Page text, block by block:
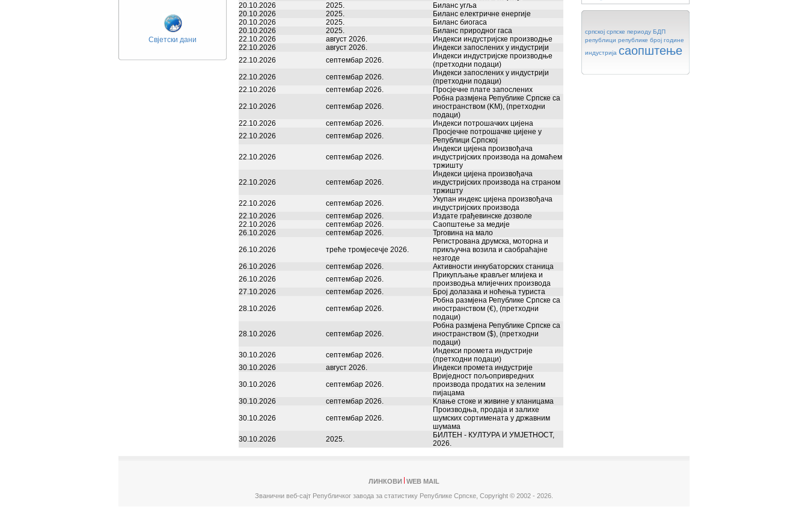
Свјетски дани
20.10.2026
2025.
Биланс угља
20.10.2026
2025.
Биланс електричне енергије
20.10.2026
2025.
Биланс биогаса
20.10.2026
2025.
Биланс природног гаса
22.10.2026
август 2026.
Индекси индустријске производње
22.10.2026
август 2026.
Индекси запослених у индустрији
22.10.2026
септембар 2026.
Индекси индустријске производње
(претходни подаци)
22.10.2026
септембар 2026.
Индекси запослених у индустрији
(претходни подаци)
22.10.2026
септембар 2026.
Просјечне плате запослених
22.10.2026
септембар 2026.
Робна размјена Републике Српске са
иностранством (KM), (претходни
подаци)
22.10.2026
септембар 2026.
Индекси потрошачких цијена
22.10.2026
септембар 2026.
Просјечне потрошачке цијене у
Републици Српској
22.10.2026
септембар 2026.
Индекси цијена произвођача
индустријских производа на домаћем
тржишту
22.10.2026
септембар 2026.
Индекси цијена произвођача
индустријских производа на страном
тржишту
22.10.2026
септембар 2026.
Укупан индекс цијена произвођача
индустријских производа
22.10.2026
септембар 2026.
Издате грађевинске дозволе
22.10.2026
септембар 2026.
Саопштење за медије
26.10.2026
септембар 2026.
Трговина на мало
26.10.2026
треће тромјесечје 2026.
Регистрована друмска, моторна и
прикључна возила и саобраћајне
незгоде
26.10.2026
септембар 2026.
Активности инкубаторских станица
26.10.2026
септембар 2026.
Прикупљање крављег млијека и
производња млијечних производа
27.10.2026
септембар 2026.
Број долазака и ноћења туриста
28.10.2026
септембар 2026.
Робна размјена Републике Српске са
иностранством (€), (претходни
подаци)
28.10.2026
септембар 2026.
Робна размјена Републике Српске са
иностранством ($), (претходни
подаци)
30.10.2026
септембар 2026.
Индекси промета индустријe
(претходни подаци)
30.10.2026
август 2026.
Индекси промета индустријe
30.10.2026
септембар 2026.
Вриједност пољопривредних
производа продатих на зеленим
пијацама
30.10.2026
септембар 2026.
Клање стоке и живине у кланицама
30.10.2026
септембар 2026.
Производња, продаја и залихе
шумских сортимената у државним
шумама
30.10.2026
2025.
БИЛТЕН - КУЛТУРА И УМЈЕТНОСТ,
2026.
српској српске периоду БДП
републици републике број године
индустрија саопштење
ЛИНКОВИ
WEB MAIL
Званични веб-сајт Републичког завода за статистику Републике Српске, Copyright © 2002 - 2026.